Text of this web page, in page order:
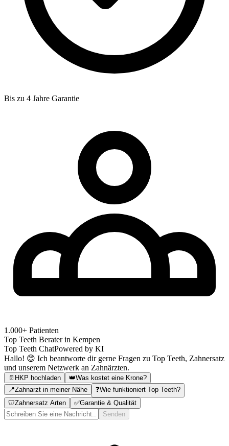
Bis zu 4 Jahre Garantie
1.000+ Patienten
Top Teeth Berater in Kempen
Top Teeth ChatPowered by KI
Hallo! 😊 Ich beantworte dir gerne Fragen zu Top Teeth, Zahnersatz
und unserem Netzwerk an Zahnärzten.
📄 HKP hochladen 👑Was kostet eine Krone?
📍Zahnarzt in meiner Nähe ❓Wie funktioniert Top Teeth?
🦷Zahnersatz Arten ✅Garantie & Qualität
Senden